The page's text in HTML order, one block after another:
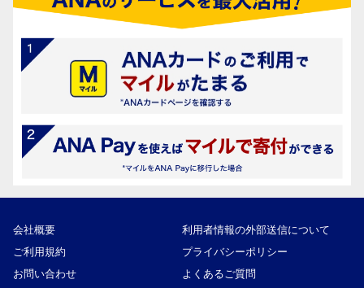
会社概要
利用者情報の外部送信について
ご利用規約
プライバシーポリシー
お問い合わせ
よくあるご質問